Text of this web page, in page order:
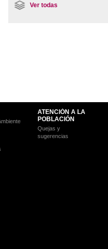
Ver todas
ATENCIÓN A LA
POBLACIÓN
Quejas y
sugerencias